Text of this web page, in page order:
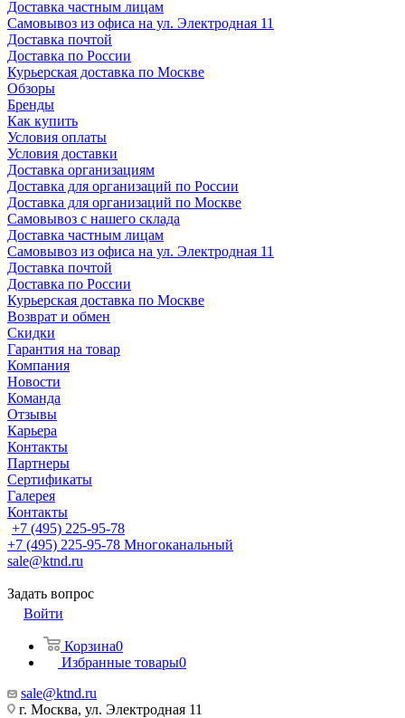
Доставка частным лицам
Самовывоз из офиса на ул. Электродная 11
Доставка почтой
Доставка по России
Курьерская доставка по Москве
Обзоры
Бренды
Как купить
Условия оплаты
Условия доставки
Доставка организациям
Доставка для организаций по России
Доставка для организаций по Москве
Самовывоз с нашего склада
Доставка частным лицам
Самовывоз из офиса на ул. Электродная 11
Доставка почтой
Доставка по России
Курьерская доставка по Москве
Возврат и обмен
Скидки
Гарантия на товар
Компания
Новости
Команда
Отзывы
Карьера
Контакты
Партнеры
Сертификаты
Галерея
Контакты
+7 (495) 225-95-78
+7 (495) 225-95-78 Многоканальный
sale@ktnd.ru
Задать вопрос
Войти
Корзина0
Избранные товары0
sale@ktnd.ru
г. Москва, ул. Электродная 11